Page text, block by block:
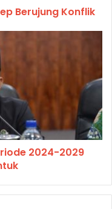
Berujung Konflik
2024-2029